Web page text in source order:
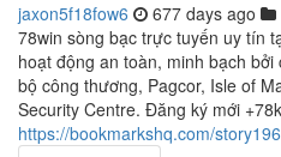
jaxon5f18fow6 677 days ago
78win sòng bạc trực tuyến uy tín
hoạt động an toàn, minh bạch
bộ công thương, Pagcor, Isle of
Security Centre. Đăng ký mới
https://bookmarkshq.com/